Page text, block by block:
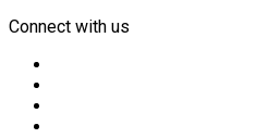
Connect with us